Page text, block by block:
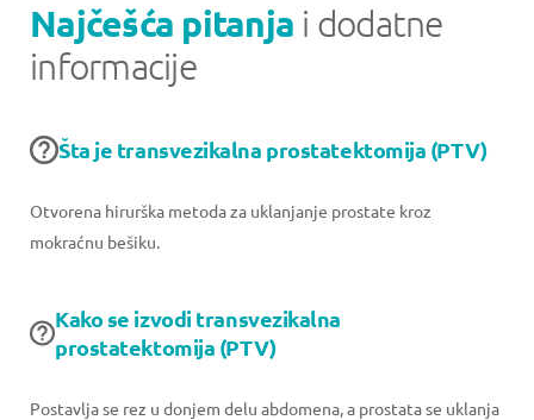
Najčešća pitanja i dodatne
informacije
Šta je transvezikalna prostatektomija (PTV)
Otvorena hirurška metoda za uklanjanje prostate kroz
mokraćnu bešiku.
Kako se izvodi transvezikalna
prostatektomija (PTV)
Postavlja se rez u donjem delu abdomena, a prostata se uklanja